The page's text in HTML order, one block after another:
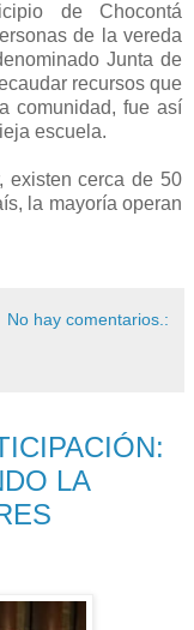
de Chocontá
de la vereda
Junta de
recursos que
comunidad, fue así
escuela.
existen cerca de 50
la mayoría operan
No hay comentarios.:
LA